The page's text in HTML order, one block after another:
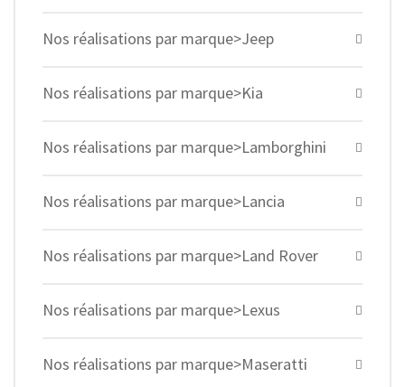
Nos réalisations par marque>Jeep
Nos réalisations par marque>Kia
Nos réalisations par marque>Lamborghini
Nos réalisations par marque>Lancia
Nos réalisations par marque>Land Rover
Nos réalisations par marque>Lexus
Nos réalisations par marque>Maseratti